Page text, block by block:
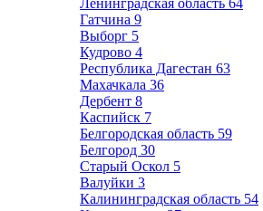
Ленинградская область 64
Гатчина 9
Выборг 5
Кудрово 4
Республика Дагестан 63
Махачкала 36
Дербент 8
Каспийск 7
Белгородская область 59
Белгород 30
Старый Оскол 5
Валуйки 3
Калининградская область 54